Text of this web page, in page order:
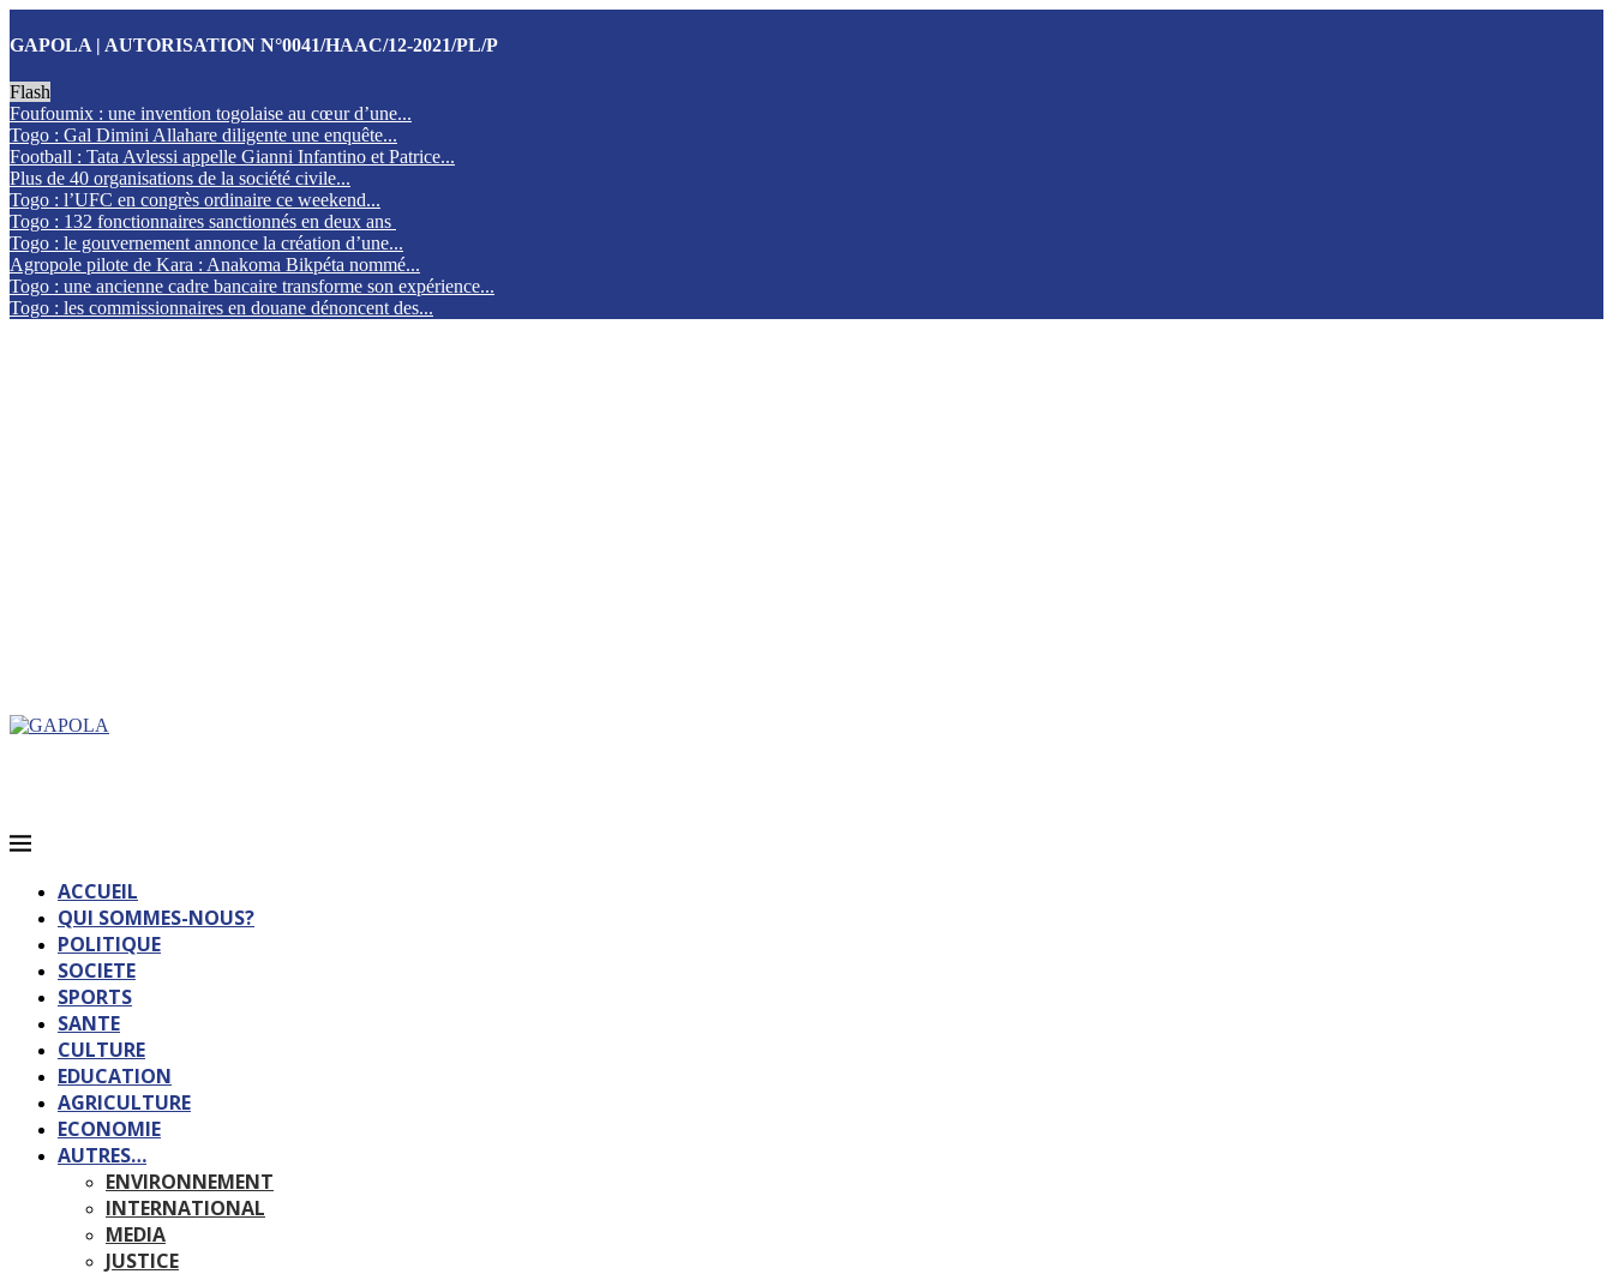
GAPOLA | AUTORISATION N°0041/HAAC/12-2021/PL/P
Flash
Foufoumix : une invention togolaise au cœur d’une...
Togo : Gal Dimini Allahare diligente une enquête...
Football : Tata Avlessi appelle Gianni Infantino et Patrice...
Plus de 40 organisations de la société civile...
Togo : l’UFC en congrès ordinaire ce weekend...
Togo : 132 fonctionnaires sanctionnés en deux ans
Togo : le gouvernement annonce la création d’une...
Agropole pilote de Kara : Anakoma Bikpéta nommé...
Togo : une ancienne cadre bancaire transforme son expérience...
Togo : les commissionnaires en douane dénoncent des...
ACCUEIL
QUI SOMMES-NOUS?
POLITIQUE
SOCIETE
SPORTS
SANTE
CULTURE
EDUCATION
AGRICULTURE
ECONOMIE
AUTRES…
ENVIRONNEMENT
INTERNATIONAL
MEDIA
JUSTICE